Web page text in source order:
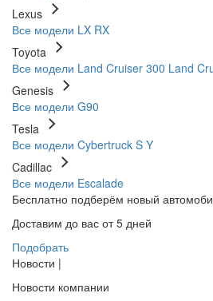
Lexus
Все модели LX RX
Toyota
Все модели Land Cruiser 300 Land
Genesis
Все модели G90
Tesla
Все модели Cybertruck S Y
Cadillac
Все модели Escalade
Бесплатно подберём новый
Доставим до вас от 5 дней
Подобрать
Новости |
Новости компании